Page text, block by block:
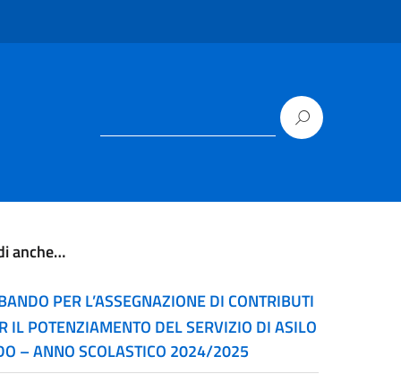
anche…
PER L’ASSEGNAZIONE DI CONTRIBUTI
IL POTENZIAMENTO DEL SERVIZIO DI ASILO
– ANNO SCOLASTICO 2024/2025